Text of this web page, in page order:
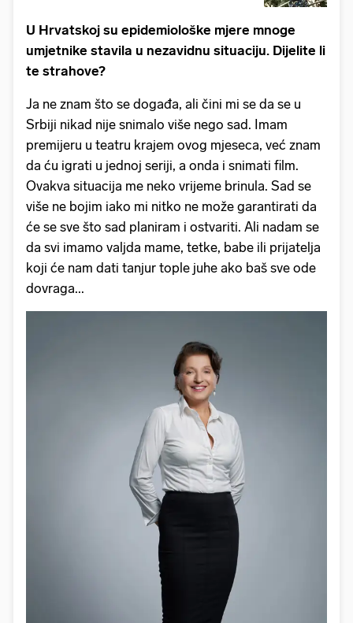
U Hrvatskoj su epidemiološke mjere mnoge
umjetnike stavila u nezavidnu situaciju. Dijelite li
te strahove?
Ja ne znam što se događa, ali čini mi se da se u
Srbiji nikad nije snimalo više nego sad. Imam
premijeru u teatru krajem ovog mjeseca, već znam
da ću igrati u jednoj seriji, a onda i snimati film.
Ovakva situacija me neko vrijeme brinula. Sad se
više ne bojim iako mi nitko ne može garantirati da
će se sve što sad planiram i ostvariti. Ali nadam se
da svi imamo valjda mame, tetke, babe ili prijatelja
koji će nam dati tanjur tople juhe ako baš sve ode
dovraga...